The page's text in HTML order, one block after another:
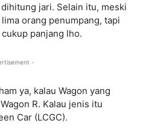
jari. Selain itu, meski
orang penumpang, tapi
panjang lho.
-
ya, kalau Wagon yang
R. Kalau jenis itu
Car (LCGC).